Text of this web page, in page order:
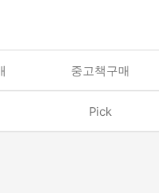
중고책구매
Pick